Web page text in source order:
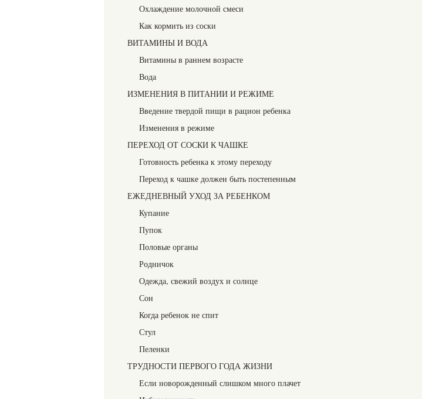
Охлаждение молочной смеси
Как кормить из соски
ВИТАМИНЫ И ВОДА
Витамины в раннем возрасте
Вода
ИЗМЕНЕНИЯ В ПИТАНИИ И РЕЖИМЕ
Введение твердой пищи в рацион ребенка
Изменения в режиме
ПЕРЕХОД ОТ СОСКИ К ЧАШКЕ
Готовность ребенка к этому переходу
Переход к чашке должен быть постепенным
ЕЖЕДНЕВНЫЙ УХОД ЗА РЕБЕНКОМ
Купание
Пупок
Половые органы
Родничок
Одежда, свежий воздух и солнце
Сон
Когда ребенок не спит
Стул
Пеленки
ТРУДНОСТИ ПЕРВОГО ГОДА ЖИЗНИ
Если новорожденный слишком много плачет